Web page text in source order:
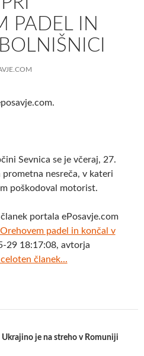
PADEL IN
Sevnica se je včeraj, 27.
nesreča, v kateri
poškodoval motorist.
portala ePosavje.com
padel in končal v
29 18:17:08, avtorja
članek...
je na streho v Romuniji